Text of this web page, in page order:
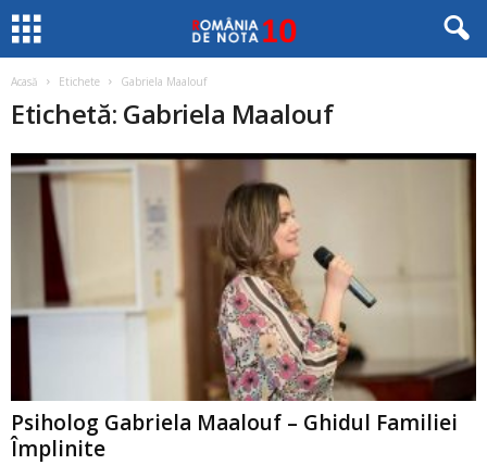
Acasă Etichete Gabriela Maalouf
Etichetă: Gabriela Maalouf
Psiholog Gabriela Maalouf – Ghidul Familiei
Împlinite